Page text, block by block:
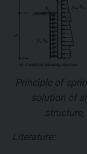
Principle of
solution of
Literature: